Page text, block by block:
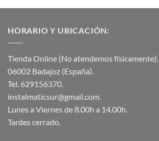
HORARIO Y UBICACIÓN:
Tienda Online (No atendemos físicamente).
06002 Badajoz (España).
Tel. 629156370.
instalmaticsur@gmail.com.
Lunes a Viernes de 8.00h a 14.00h.
Tardes cerrado.